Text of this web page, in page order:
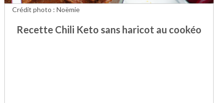
Recette Chili Keto sans haricot au cookéo
Crédit photo : Noëmie